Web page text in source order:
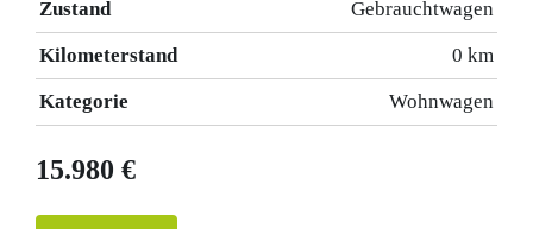
Zustand Gebrauchtwagen
Kilometerstand 0 km
Kategorie Wohnwagen
15.980 €